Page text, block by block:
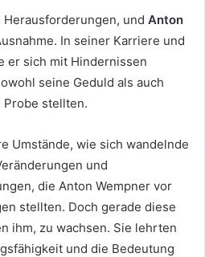
und Anton
In seiner Karriere und
er sich mit Hindernissen
seine Geduld als auch
Probe stellten.
Umstände, wie sich wandelnde
und
die Anton Wempner vor
stellten. Doch gerade diese
ihm, zu wachsen. Sie lehrten
und die Bedeutung